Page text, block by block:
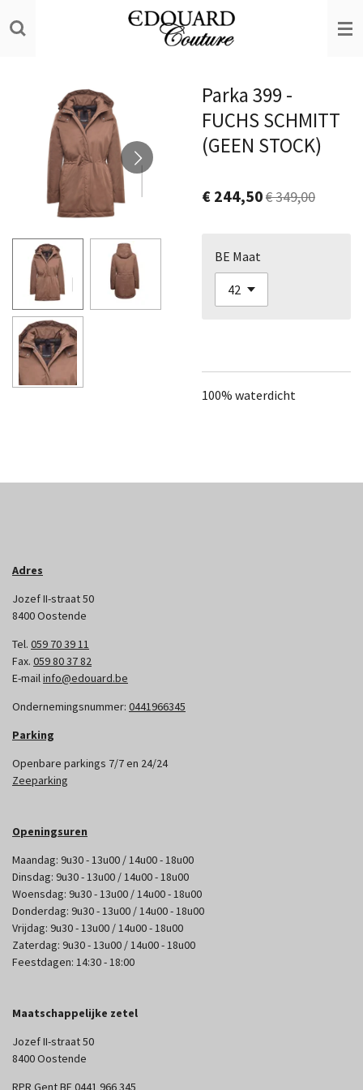
direct
hoofdinhoud
Parka 399 -
FUCHS SCHMITT
(GEEN STOCK)
€ 244,50€ 349,00
BE Maat
100% waterdicht
Adres
Jozef II-straat 50
8400 Oostende
Tel. 059 70 39 11
Fax. 059 80 37 82
E-mailinfo@edouard.be
Ondernemingsnummer: 0441966345
Parking
Openbare parkings 7/7 en 24/24
Zeeparking
Openingsuren
Maandag: 9u30 - 13u00 / 14u00 - 18u00
Dinsdag: 9u30 - 13u00 / 14u00 - 18u00
Woensdag: 9u30 - 13u00 / 14u00 - 18u00
Donderdag: 9u30 - 13u00 / 14u00 - 18u00
Vrijdag: 9u30 - 13u00 / 14u00 - 18u00
Zaterdag: 9u30 - 13u00 / 14u00 - 18u00
Feestdagen: 14:30 - 18:00
Maatschappelijke zetel
Jozef II-straat 50
8400 Oostende
RPR Gent BE 0441 966 345